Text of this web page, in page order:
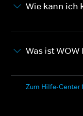
Wie kann ich
Was ist
Zum Hilfe-Center